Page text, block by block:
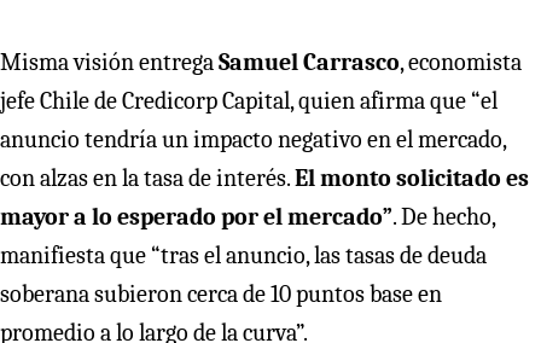
Misma visión entregaSamuel Carrasco, economista
jefe Chile de Credicorp Capital, quien afirma que “el
anuncio tendría un impacto negativo en el mercado,
con alzas en la tasa de interés.El monto solicitado es
mayor a lo esperado por el mercado”. De hecho,
manifiesta que “tras el anuncio, las tasas de deuda
soberana subieron cerca de 10 puntos base en
promedio a lo largo de la curva”.